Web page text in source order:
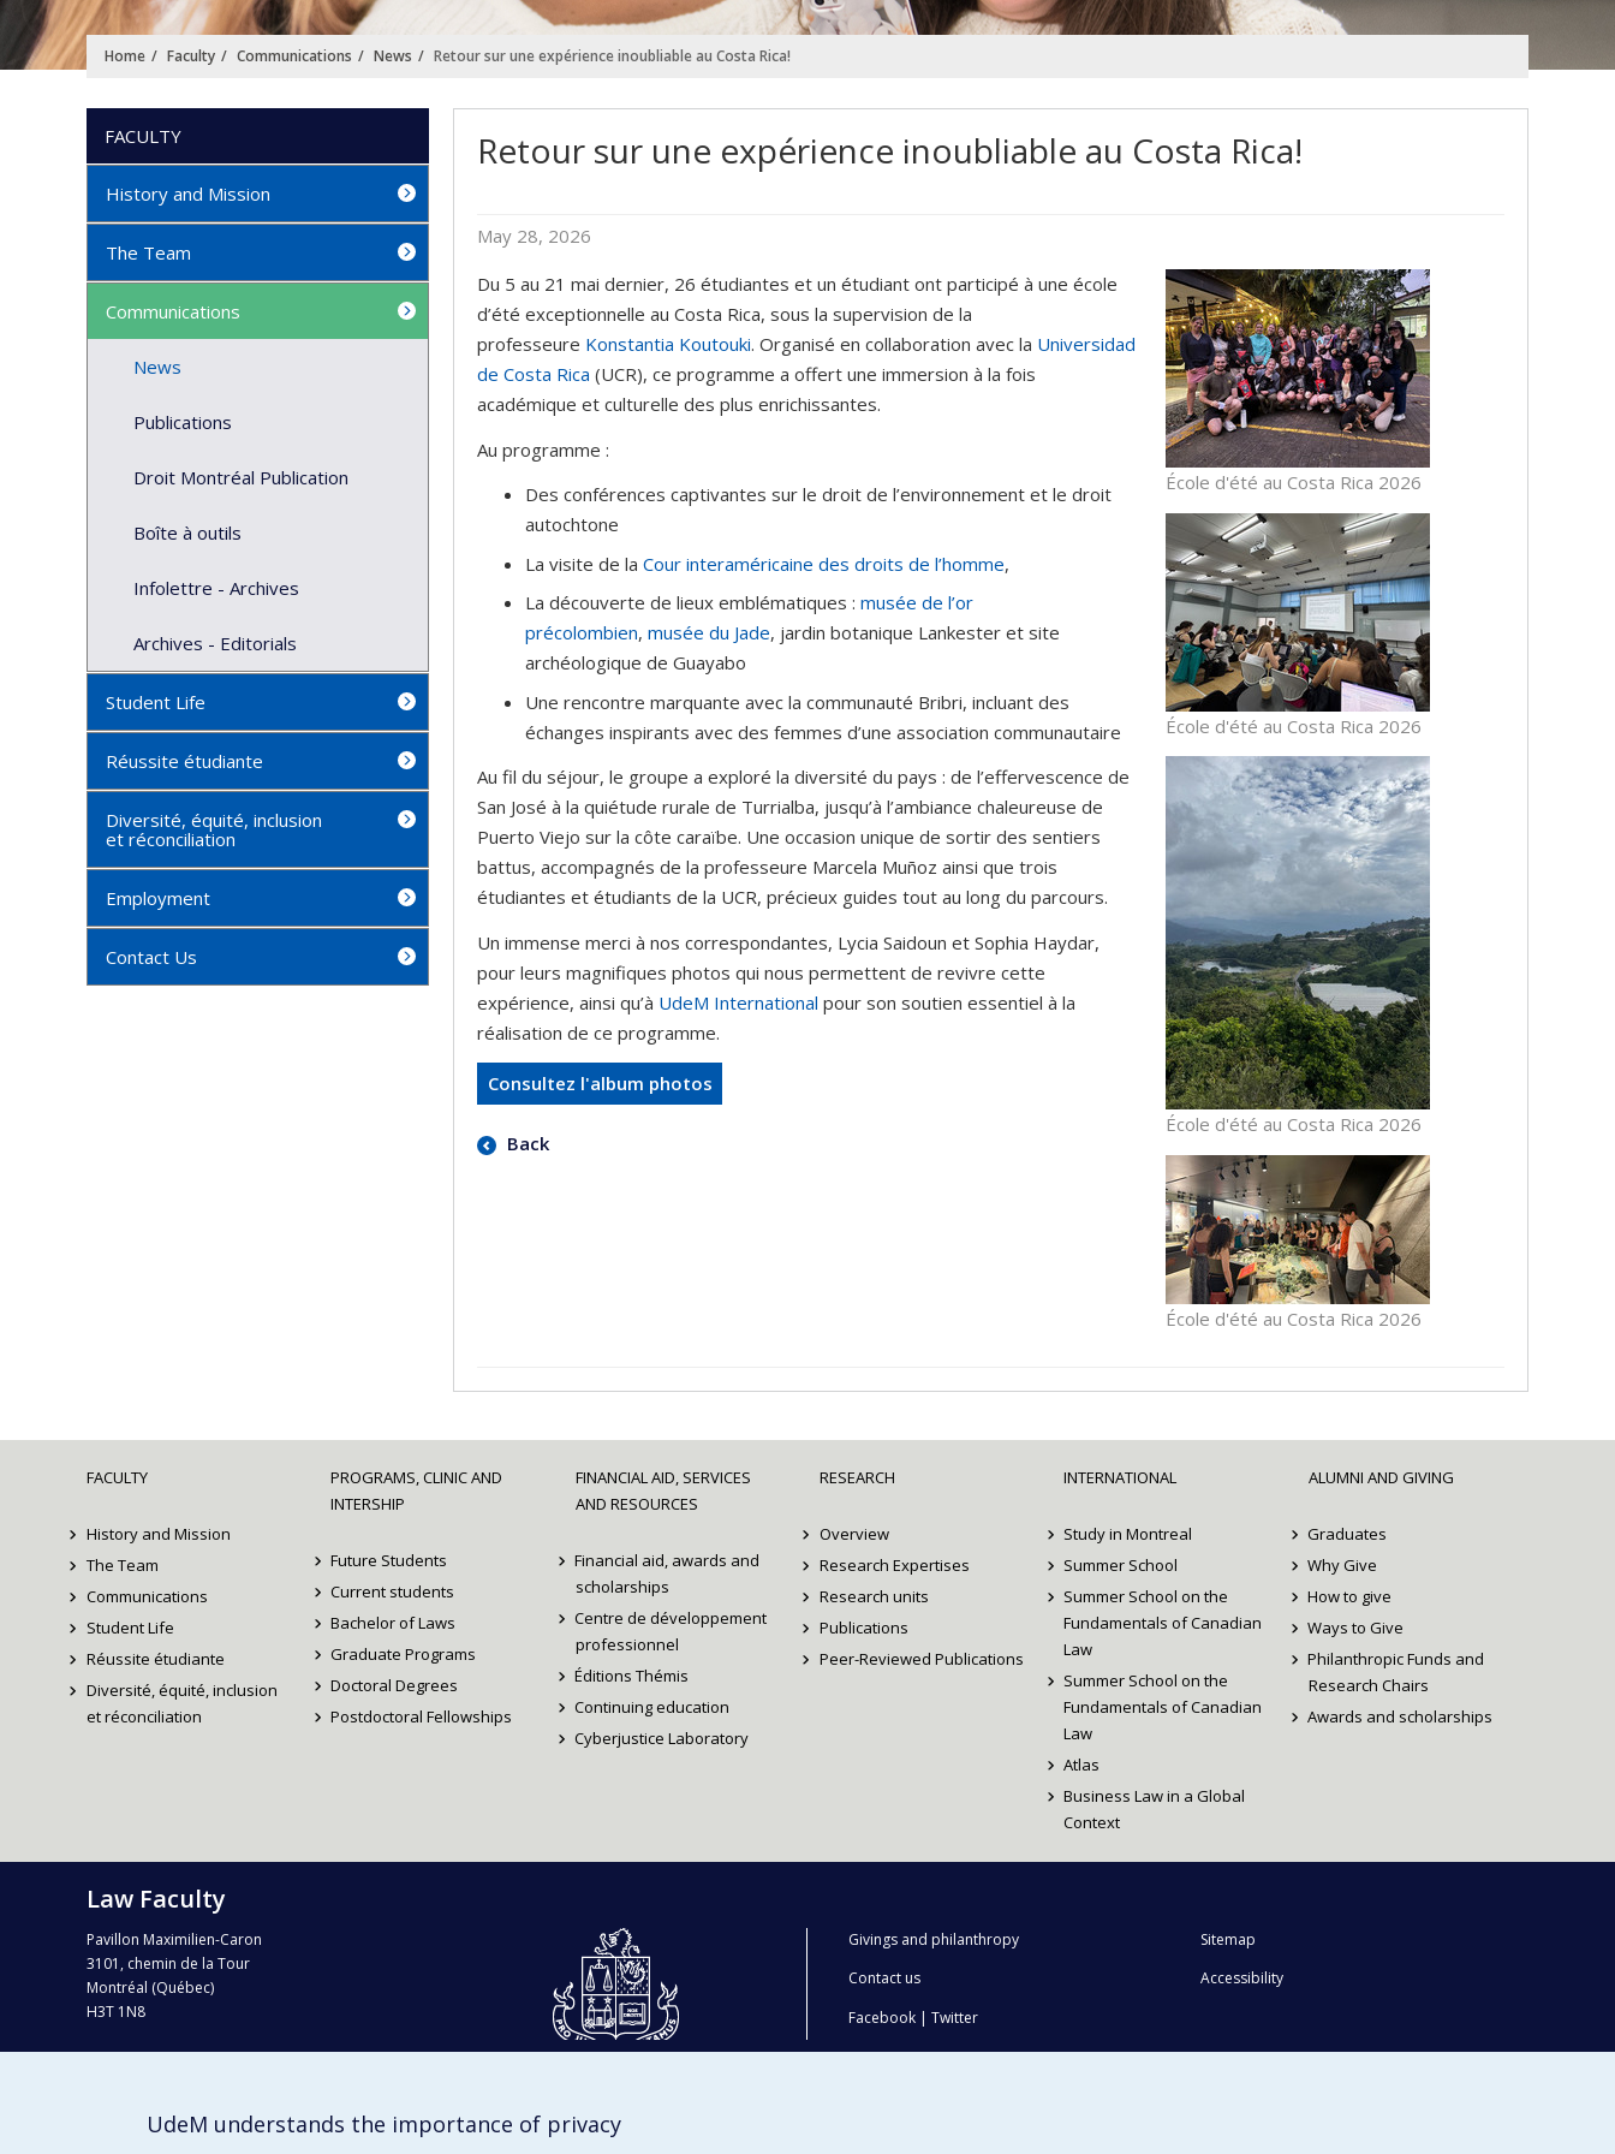
Home Faculty Communications News Retour sur une expérience inoubliable au Costa Rica!
Retour sur une expérience inoubliable au Costa Rica!
May 28, 2026
École d'été au Costa Rica 2026
École d'été au Costa Rica 2026
École d'été au Costa Rica 2026
École d'été au Costa Rica 2026
Du 5 au 21 mai dernier, 26 étudiantes et un étudiant ont participé à une école
d’été exceptionnelle au Costa Rica, sous la supervision de la
professeure Konstantia Koutouki. Organisé en collaboration avec la Universidad
de Costa Rica (UCR), ce programme a offert une immersion à la fois
académique et culturelle des plus enrichissantes.
Au programme :
Des conférences captivantes sur le droit de l’environnement et le droit
autochtone
La visite de la Cour interaméricaine des droits de l’homme,
La découverte de lieux emblématiques : musée de l’or
précolombien, musée du Jade, jardin botanique Lankester et site
archéologique de Guayabo
Une rencontre marquante avec la communauté Bribri, incluant des
échanges inspirants avec des femmes d’une association communautaire
Au fil du séjour, le groupe a exploré la diversité du pays : de l’effervescence de
San José à la quiétude rurale de Turrialba, jusqu’à l’ambiance chaleureuse de
Puerto Viejo sur la côte caraïbe. Une occasion unique de sortir des sentiers
battus, accompagnés de la professeure Marcela Muñoz ainsi que trois
étudiantes et étudiants de la UCR, précieux guides tout au long du parcours.
Un immense merci à nos correspondantes, Lycia Saidoun et Sophia Haydar,
pour leurs magnifiques photos qui nous permettent de revivre cette
expérience, ainsi qu’à UdeM International pour son soutien essentiel à la
réalisation de ce programme.
Consultez l'album photos
Back
FACULTY
History and Mission
The Team
Communications
News
Publications
Droit Montréal Publication
Boîte à outils
Infolettre - Archives
Archives - Editorials
Student Life
Réussite étudiante
Diversité, équité, inclusion
et réconciliation
Employment
Contact Us
FACULTY
History and Mission
The Team
Communications
Student Life
Réussite étudiante
Diversité, équité, inclusion
et réconciliation
PROGRAMS, CLINIC AND
INTERSHIP
Future Students
Current students
Bachelor of Laws
Graduate Programs
Doctoral Degrees
Postdoctoral Fellowships
FINANCIAL AID, SERVICES
AND RESOURCES
Financial aid, awards and
scholarships
Centre de développement
professionnel
Éditions Thémis
Continuing education
Cyberjustice Laboratory
RESEARCH
Overview
Research Expertises
Research units
Publications
Peer-Reviewed Publications
INTERNATIONAL
Study in Montreal
Summer School
Summer School on the
Fundamentals of Canadian
Law
Summer School on the
Fundamentals of Canadian
Law
Atlas
Business Law in a Global
Context
ALUMNI AND GIVING
Graduates
Why Give
How to give
Ways to Give
Philanthropic Funds and
Research Chairs
Awards and scholarships
Law Faculty
Pavillon Maximilien-Caron
3101, chemin de la Tour
Montréal (Québec)
H3T 1N8
Tel. : 514 343-6124
Campus map (Plan campus)
Givings and philanthropy
Contact us
Facebook |Twitter
LinkedIn|Instagram
Sitemap
Accessibility
UdeM understands the importance of privacy